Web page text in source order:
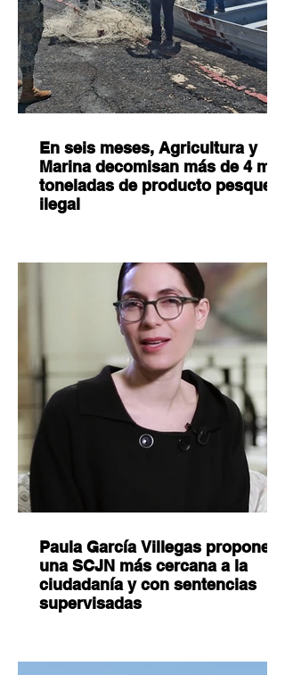
En seis meses, Agricultura y
Marina decomisan más de 4 mil
toneladas de producto pesquero
ilegal
Paula García Villegas propone
una SCJN más cercana a la
ciudadanía y con sentencias
supervisadas